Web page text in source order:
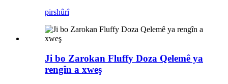
pirshûrî
Ji bo Zarokan Fluffy Doza Qelemê ya
rengîn a xweş